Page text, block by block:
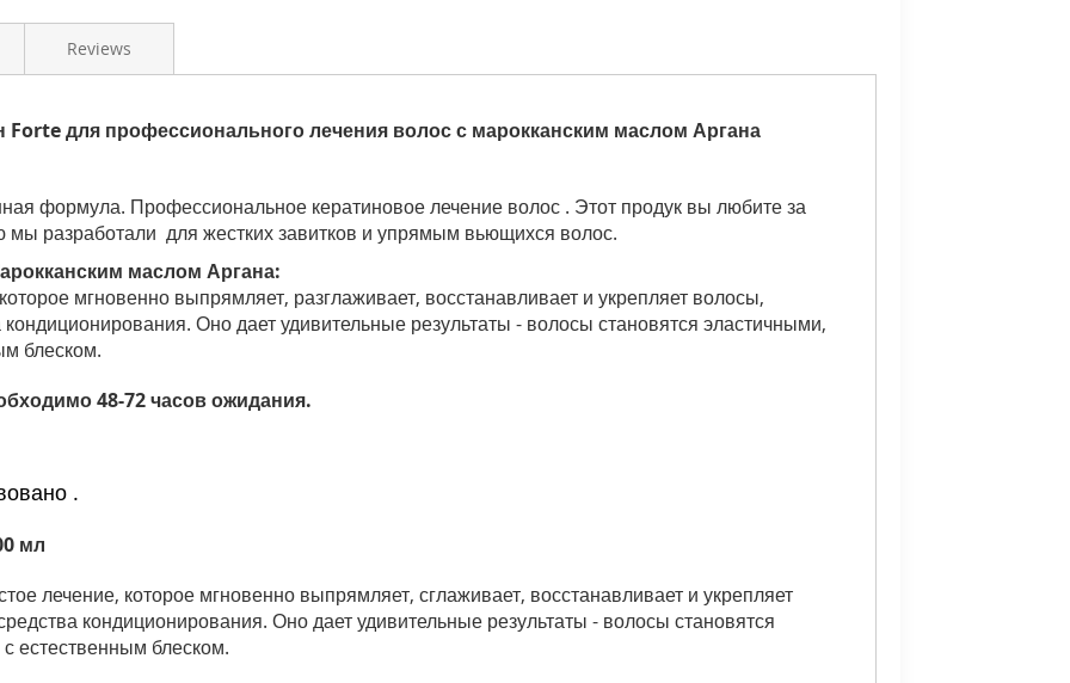
для профессионального лечения волос с марокканским маслом Аргана
формула. Профессиональное кератиновоелечение волос . Этот продук вы любитеза
мы разработали для жесткихзавитков и упрямым вьющихся волос.
маслом Аргана:
мгновенно выпрямляет, разглаживает, восстанавливает и укрепляет волосы,
Оно дает удивительные результаты - волосы становятся эластичными,
блеском.
48-72 часов ожидания.
.
мл
лечение, которое мгновенно выпрямляет, сглаживает, восстанавливает и укрепляет
кондиционирования. Оно дает удивительные результаты - волосы становятся
естественным блеском.
Reviews